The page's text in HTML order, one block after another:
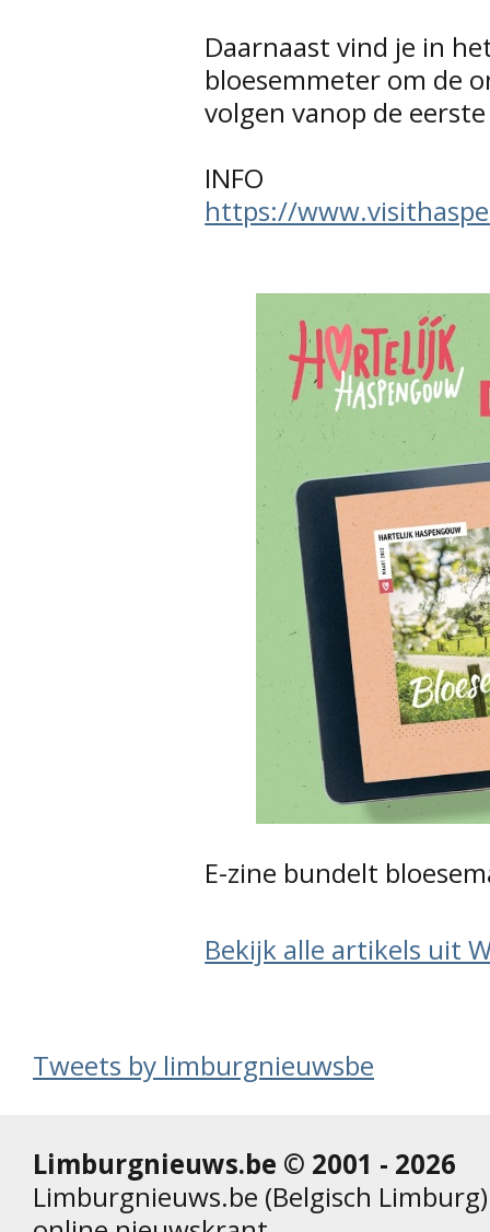
Daarnaast vind je in
bloesemmeter om de
volgen vanop de
INFO
https://
E-zine bundelt
Bekijk alle artikels uit
Tweets by limburgnieuwsbe
Limburgnieuws.be © 2001 - 2026
Limburgnieuws.be (Belgisch